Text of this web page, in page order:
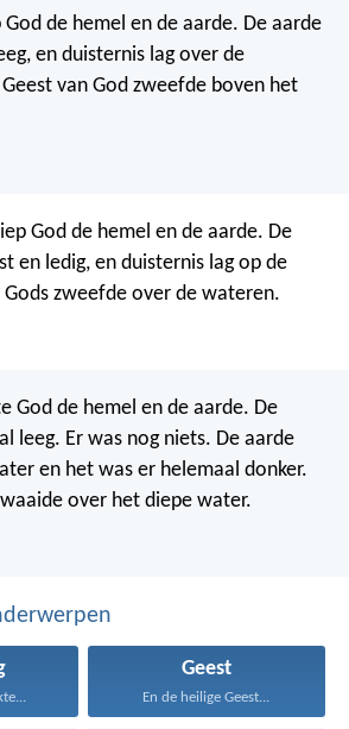
de hemel en de aarde. De aarde
en duisternis lag over de
van God zweefde boven het
God de hemel en de aarde. De
en ledig, en duisternis lag op de
Gods zweefde over de wateren.
God de hemel en de aarde. De
leeg. Er was nog niets. De aarde
en het was er helemaal donker.
over het diepe water.
Geest
En de heilige Geest...